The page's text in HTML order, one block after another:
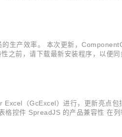
生产效率。 本次更新，
之前，请下载最新安装程序，以便
（GcExcel）进行，更新亮点包
控件 SpreadJS 的产品兼容性 在